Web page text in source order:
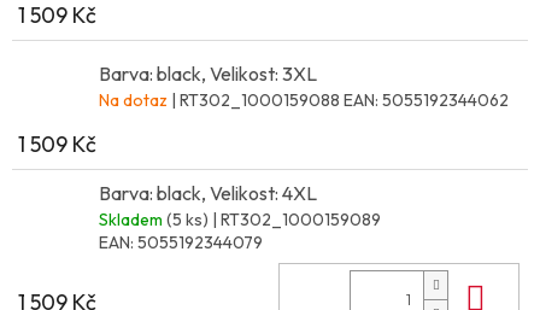
1 509 Kč
Barva: black, Velikost: 3XL
Na dotaz | RT302_1000159088 EAN: 5055192344062
1 509 Kč
Barva: black, Velikost: 4XL
Skladem (5 ks) | RT302_1000159089
EAN: 5055192344079
1 509 Kč